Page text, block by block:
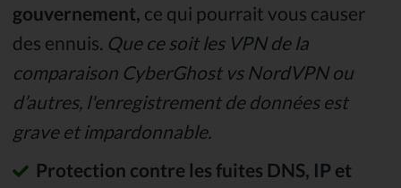
gouvernement, ce qui pourrait vous causer
des ennuis. Que ce soit les VPN de la
comparaison CyberGhost vs NordVPN ou
d’autres, l'enregistrement de données est
grave et impardonnable.
Protection contre les fuites DNS, IP et